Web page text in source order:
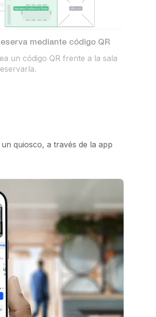
mediante código QR
un código QR frente a la sala
quiosco, a través de la app